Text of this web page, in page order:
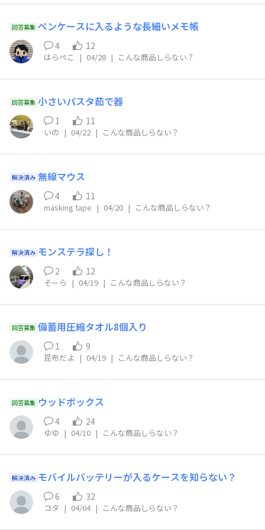
回答募集 ペンケースに入るような長細いメモ帳
4 12
はらぺこ | 04/28 | こんな商品しらない？
回答募集 小さいパスタ茹で器
1 11
いの | 04/22 | こんな商品しらない？
解決済み 無線マウス
4 11
masking tape | 04/20 | こんな商品しらない？
解決済み モンステラ探し！
2 12
そーら | 04/19 | こんな商品しらない？
回答募集 備蓄用圧縮タオル8個入り
1 9
昆布だよ | 04/19 | こんな商品しらない？
回答募集 ウッドボックス
4 24
ゆゆ | 04/10 | こんな商品しらない？
解決済み モバイルバッテリーが入るケースを知らない？
6 32
コタ | 04/04 | こんな商品しらない？